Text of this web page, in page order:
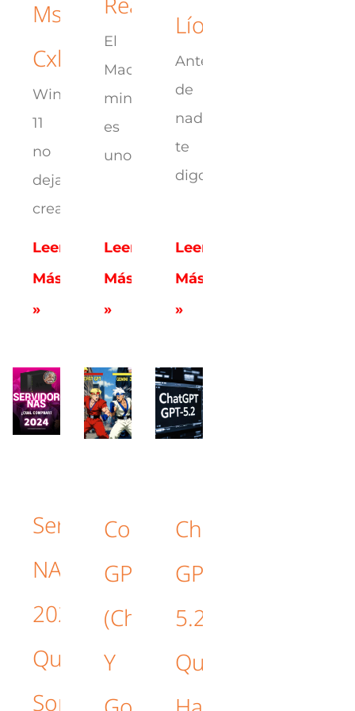
Ms-
Cxh:localonly
Windows
11
no
deja
crear
Leer
Más
»
El
Mac
mini
es
uno
Leer
Más
»
Líos)
Antes
de
nada,
te
digo
Leer
Más
»
Servidores
NAS
2026:
Qué
Son,
Comparativa:
GPT‑5.2
(ChatGPT)
Y
ChatGPT
GPT-
5.2,
Que